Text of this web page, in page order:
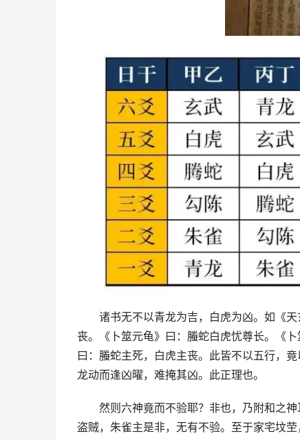
诸书无不以青龙为吉，白虎为凶。如《
丧。《卜筮元龟》曰：螣蛇白虎忧尊长。《
曰：螣蛇主死，白虎主丧。此皆不以五行，
龙动而逢凶曜，难掩其凶。此正理也。
然则六神竟而不验耶？非也，乃附和之
盗贼，朱雀主是非，无有不验。至于家宅坟茔